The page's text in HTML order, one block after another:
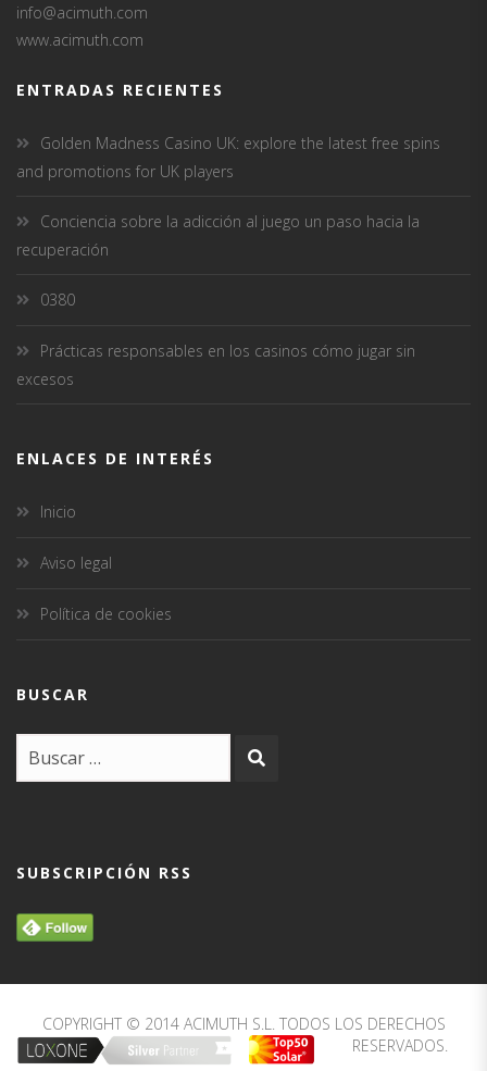
info@acimuth.com
www.acimuth.com
ENTRADAS RECIENTES
Golden Madness Casino UK: explore the latest free spins
and promotions for UK players
Conciencia sobre la adicción al juego un paso hacia la
recuperación
0380
Prácticas responsables en los casinos cómo jugar sin
excesos
ENLACES DE INTERÉS
Inicio
Aviso legal
Política de cookies
BUSCAR
SUBSCRIPCIÓN RSS
COPYRIGHT © 2014 ACIMUTH S.L. TODOS LOS DERECHOS
RESERVADOS.